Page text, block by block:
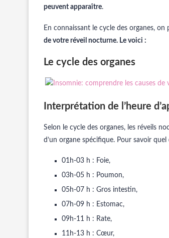
peuvent apparaître.
En connaissant le cycle des organes,
de votre réveil nocturne. Le voici :
Le cycle des organes
Interprétation de l’heure
Selon le cycle des organes, les réveils
d’un organe spécifique. Pour savoir
01h-03 h : Foie,
03h-05 h : Poumon,
05h-07 h : Gros intestin,
07h-09 h : Estomac,
09h-11 h : Rate,
11h-13 h : Cœur,